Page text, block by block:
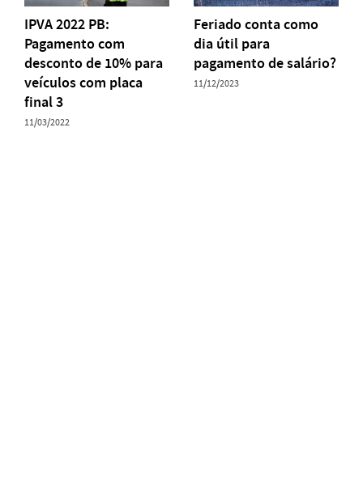
IPVA 2022 PB:
Pagamento com
desconto de 10% para
veículos com placa
final 3
11/03/2022
Feriado conta como
dia útil para
pagamento de salário?
11/12/2023